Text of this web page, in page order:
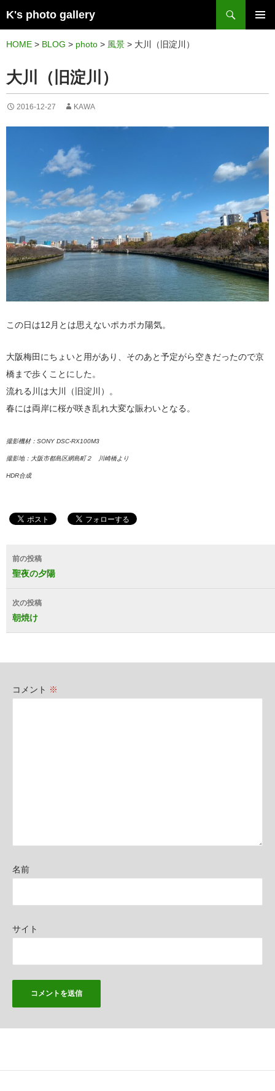
K's photo gallery
ン
ン
ツ
へ
HOME > BLOG > photo > 風景 > 大川（旧淀川）
大川（旧淀川）
2016-12-27 KAWA
この日は12月とは思えないポカポカ陽気。
大阪梅田にちょいと用があり、そのあと予定がら空きだったので京
橋まで歩くことにした。
流れる川は大川（旧淀川）。
春には両岸に桜が咲き乱れ大変な賑わいとなる。
撮影機材：SONY DSC-RX100M3
撮影地：大阪市都島区網島町２ 川崎橋より
HDR合成
投
稿
ナ
ビ
ー
シ
ョ
前の投稿
聖夜の夕陽
次の投稿
朝焼け
コメント ※
名前
サイト